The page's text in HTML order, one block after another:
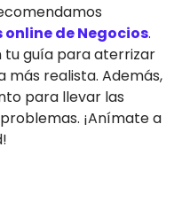
online de Negocios.
tu guía para aterrizar
más realista. Además,
para llevar las
¡Anímate a